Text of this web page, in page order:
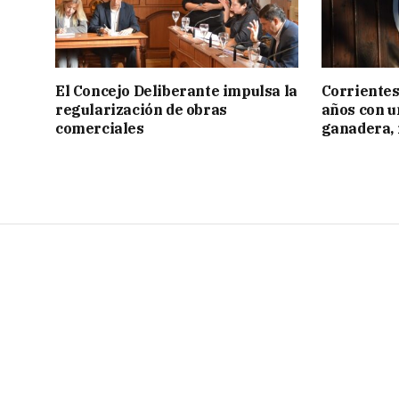
El Concejo Deliberante impulsa la
regularización de obras
comerciales
años con